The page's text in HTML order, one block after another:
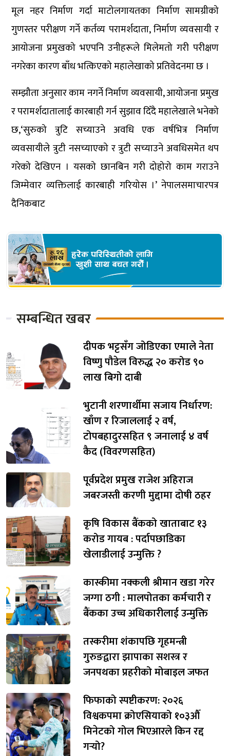
मूल नहर निर्माण गर्दा माटोलगायतका निर्माण सामग्रीको
गुणस्तर परीक्षण गर्ने कर्तव्य परामर्शदाता, निर्माण व्यवसायी र
आयोजना प्रमुखको भएपनि उनीहरूले मिलेमतो गरी परीक्षण
नगरेका कारण बाँध भत्किएको महालेखाको प्रतिवेदनमा छ ।
सम्झौता अनुसार काम नगर्ने निर्माण व्यवसायी, आयोजना प्रमुख
र परामर्शदातालाई कारबाही गर्न सुझाव दिँदै महालेखाले भनेको
छ,‘सुरुको त्रुटि सच्याउने अवधि एक वर्षभित्र निर्माण
व्यवसायीले त्रुटी नसच्याएको र त्रुटी सच्याउने अवधिसमेत थप
गरेको देखिएन । यसको छानबिन गरी दोहोरो काम गराउने
जिम्मेवार व्यक्तिलाई कारबाही गरियोस ।’ नेपालसमाचारपत्र
दैनिकबाट
सम्बन्धित खबर
दीपक भट्टसँग जोडिएका एमाले नेता
विष्णु पौडेल विरुद्ध २० करोड ९०
लाख बिगो दाबी
भुटानी शरणार्थीमा सजाय निर्धारण:
खाँण र रिजाललाई २ वर्ष,
टोपबहादुरसहित ९ जनालाई ४ वर्ष
कैद (विवरणसहित)
पूर्वप्रदेश प्रमुख राजेश अहिराज
जबरजस्ती करणी मुद्दामा दोषी ठहर
कृषि विकास बैंकको खाताबाट १३
करोड गायब : पर्दापछाडिका
खेलाडीलाई उन्मुक्ति ?
कास्कीमा नक्कली श्रीमान खडा गरेर
जग्गा ठगी : मालपोतका कर्मचारी र
बैंकका उच्च अधिकारीलाई उन्मुक्ति
तस्करीमा शंकापछि गृहमन्त्री
गुरुङद्वारा झापाका सशस्त्र र
जनपथका प्रहरीको मोबाइल जफत
फिफाको स्पष्टीकरण: २०२६
विश्वकपमा क्रोएसियाको १०३औँ
मिनेटको गोल भिएआरले किन रद्द
गर्‍यो?